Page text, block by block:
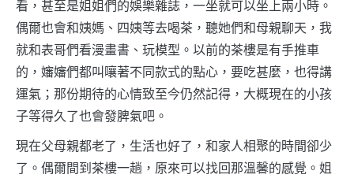
看，甚至是姐姐們的娛樂雜誌，一坐就可以坐上兩小時。
偶爾也會和姨媽、四姨等去喝茶，聽她們和母親聊天，我
就和表哥們看漫畫書、玩模型。以前的茶樓是有手推車
的，嬸嬸們都叫嚷著不同款式的點心，要吃甚麼，也得講
運氣；那份期待的心情致至今仍然記得，大概現在的小孩
子等得久了也會發脾氣吧。
現在父母親都老了，生活也好了，和家人相聚的時間卻少
了。偶爾間到茶樓一趟，原來可以找回那溫馨的感覺。姐